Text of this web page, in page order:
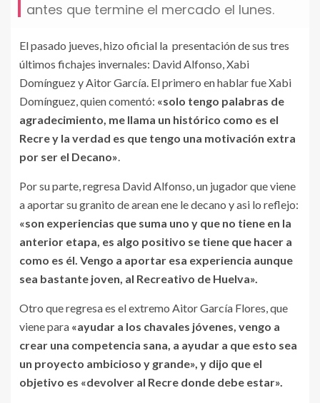
antes que termine el mercado el lunes.
El pasado jueves, hizo oficial la presentación de sus tres
últimos fichajes invernales: David Alfonso, Xabi
Domínguez y Aitor García. El primero en hablar fue Xabi
Domínguez, quien comentó: «solo tengo palabras de
agradecimiento, me llama un histórico como es el
Recre y la verdad es que tengo una motivación extra
por ser el Decano».
Por su parte, regresa David Alfonso, un jugador que viene
a aportar su granito de arean ene le decano y asi lo reflejo:
«son experiencias que suma uno y que no tiene en la
anterior etapa, es algo positivo se tiene que hacer a
como es él. Vengo a aportar esa experiencia aunque
sea bastante joven, al Recreativo de Huelva».
Otro que regresa es el extremo Aitor García Flores, que
viene para «ayudar a los chavales jóvenes, vengo a
crear una competencia sana, a ayudar a que esto sea
un proyecto ambicioso y grande», y dijo que el
objetivo es «devolver al Recre donde debe estar».